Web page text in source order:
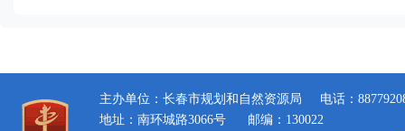
主办单位：长春市规划和自然资源局
电话：
地址：南环城路3066号
邮编：130022